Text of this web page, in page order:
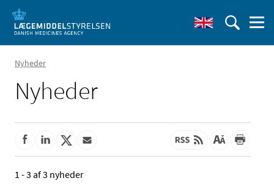
Nyheder
Nyheder
1 - 3 af 3 nyheder